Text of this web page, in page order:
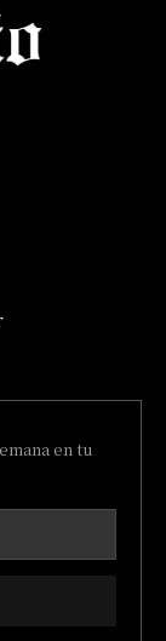
en tu